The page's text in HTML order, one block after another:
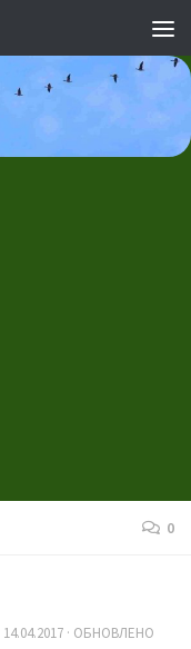
0
14.04.2017 · ОБНОВЛЕНО